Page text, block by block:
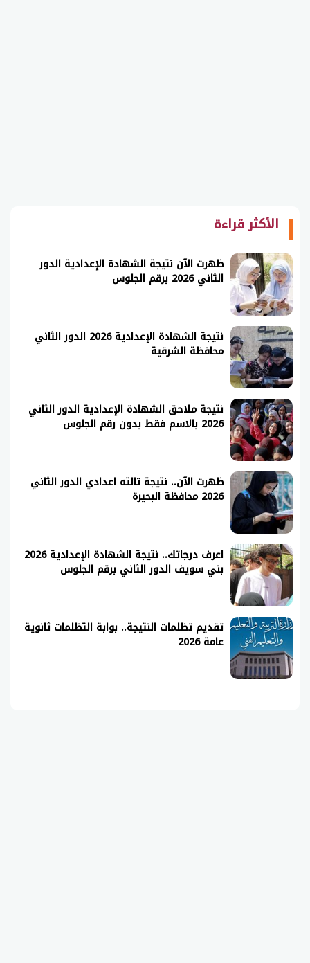
الأكثر قراءة
ظهرت الآن نتيجة الشهادة الإعدادية الدور
الثاني 2026 برقم الجلوس
نتيجة الشهادة الإعدادية 2026 الدور الثاني
محافظة الشرقية
نتيجة ملاحق الشهادة الإعدادية الدور الثاني
2026 بالاسم فقط بدون رقم الجلوس
ظهرت الآن.. نتيجة تالته اعدادي الدور الثاني
2026 محافظة البحيرة
اعرف درجاتك.. نتيجة الشهادة الإعدادية 2026
بني سويف الدور الثاني برقم الجلوس
تقديم تظلمات النتيجة.. بوابة التظلمات ثانوية
عامة 2026